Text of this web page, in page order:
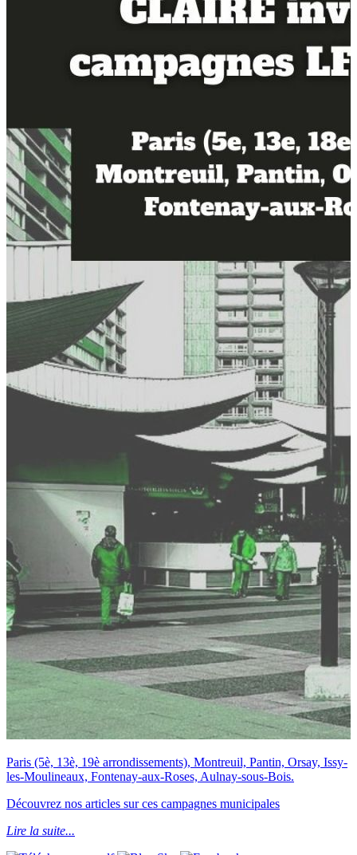
Paris (5è, 13è, 19è arrondissements), Montreuil, Pantin, Orsay, Issy-
les-Moulineaux, Fontenay-aux-Roses, Aulnay-sous-Bois.
Découvrez nos articles sur ces campagnes municipales
Lire la suite...